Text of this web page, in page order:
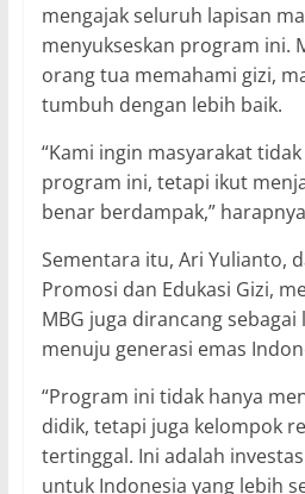
mengajak seluruh lapisan
menyukseskan program ini.
orang tua memahami gizi,
tumbuh dengan lebih baik.
“Kami ingin masyarakat
program ini, tetapi ikut
benar berdampak,”
Sementara itu, Ari Yulianto,
Promosi dan Edukasi Gizi,
MBG juga dirancang
menuju generasi emas
“Program ini tidak hanya
didik, tetapi juga kelompok
tertinggal. Ini adalah
untuk Indonesia yang lebih